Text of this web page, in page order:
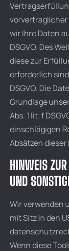
wir Ihre Daten
DSGVO. Des
diese zur
erforderlich sind
DSGVO. Die
Grundlage
Abs. 1 lit. f
einschlägigen
Absätzen
HINWEIS
UND
Wir verwenden
mit Sitz in den
Wenn diese